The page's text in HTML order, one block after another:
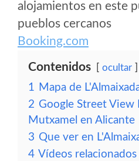
alojamientos en este
pueblos cercanos
Booking.com
Contenidos ocultar
1 Mapa de
2 Google Street View
Mutxamel en Alicante
3 Que ver en
4 Vídeos